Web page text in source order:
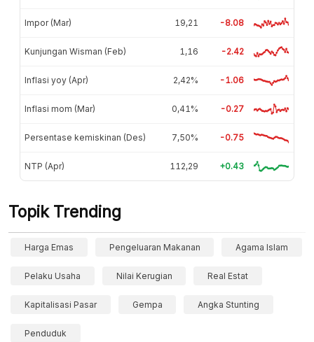
Impor (Mar) 19,21 -8.08
Kunjungan Wisman (Feb) 1,16 -2.42
Inflasi yoy (Apr) 2,42% -1.06
Inflasi mom (Mar) 0,41% -0.27
Persentase kemiskinan (Des) 7,50% -0.75
NTP (Apr) 112,29 +0.43
Topik Trending
Harga Emas Pengeluaran Makanan Agama Islam
Pelaku Usaha Nilai Kerugian Real Estat
Kapitalisasi Pasar Gempa Angka Stunting
Penduduk